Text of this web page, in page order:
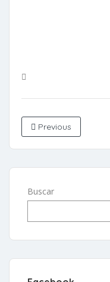
Previous
Buscar